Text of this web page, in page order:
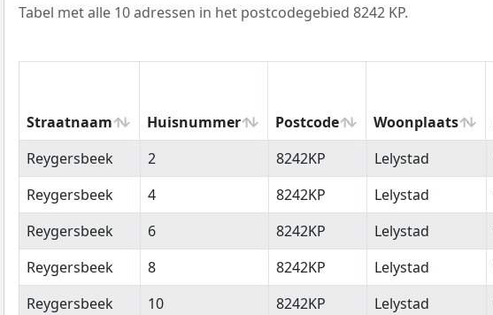
Tabel met alle 10 adressen in het postcodegebied 8242 KP.
Straatnaam Huisnummer Postcode Woonplaats
Straatnaam
Huisnummer Postcode Woonplaats
Reygersbeek 2 8242KP Lelystad
Reygersbeek
4 8242KP Lelystad
Reygersbeek
6 8242KP Lelystad
Reygersbeek
8 8242KP Lelystad
Reygersbeek
10 8242KP Lelystad